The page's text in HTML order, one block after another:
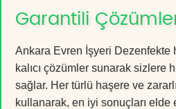
Garantili
Ankara Evren İşyeri Dezenfekte
kalıcı çözümler sunarak sizlere
sağlar. Her türlü haşere ve
kullanarak, en iyi sonuçları elde